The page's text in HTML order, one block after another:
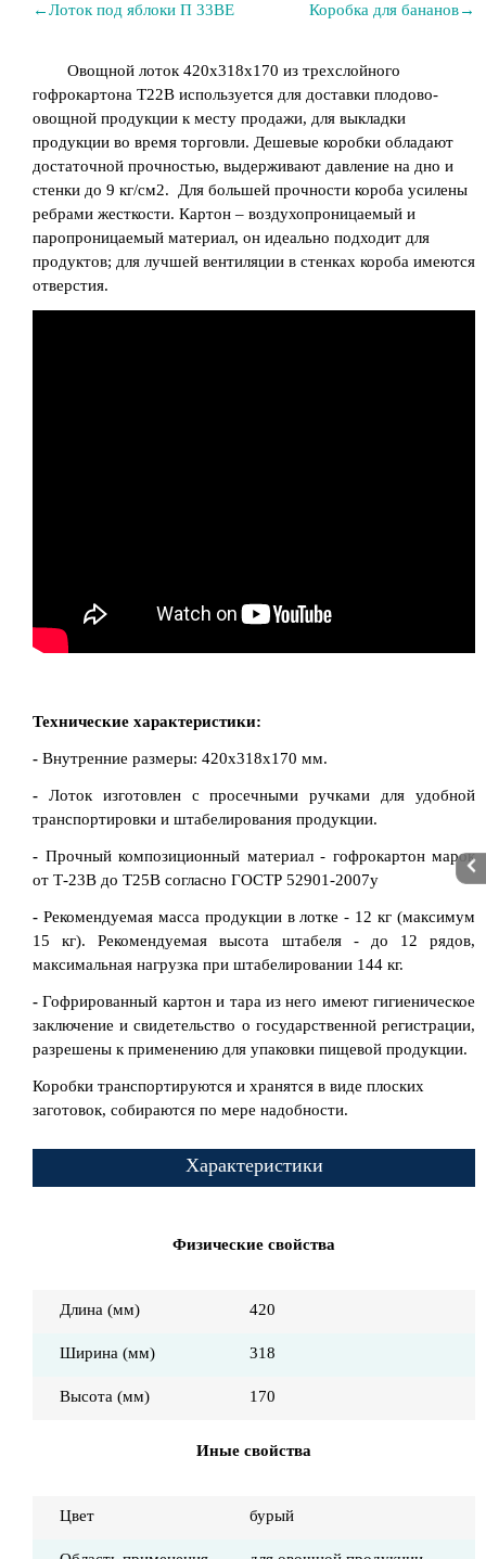
←Лоток под яблоки П 33ВЕ Коробка для бананов→
Овощной лоток 420х318х170 из трехслойного
гофрокартона Т22В используется для доставки плодово-
овощной продукции к месту продажи, для выкладки
продукции во время торговли. Дешевые коробки обладают
достаточной прочностью, выдерживают давление на дно и
стенки до 9 кг/см2. Для большей прочности короба усилены
ребрами жесткости. Картон – воздухопроницаемый и
паропроницаемый материал, он идеально подходит для
продуктов; для лучшей вентиляции в стенках короба имеются
отверстия.
Технические характеристики:
- Внутренние размеры: 420x318x170 мм.
- Лоток изготовлен с просечными ручками для удобной
транспортировки и штабелирования продукции.
- Прочный композиционный материал - гофрокартон марок
от Т-23В до Т25В согласно ГОСТР 52901-2007у
- Рекомендуемая масса продукции в лотке - 12 кг (максимум
15 кг). Рекомендуемая высота штабеля - до 12 рядов,
максимальная нагрузка при штабелировании 144 кг.
- Гофрированный картон и тара из него имеют гигиеническое
заключение и свидетельство о государственной регистрации,
разрешены к применению для упаковки пищевой продукции.
Коробки транспортируются и хранятся в виде плоских
заготовок, собираются по мере надобности.
Характеристики
Физические свойства
Длина (мм) 420
Ширина (мм) 318
Высота (мм) 170
Иные свойства
Цвет бурый